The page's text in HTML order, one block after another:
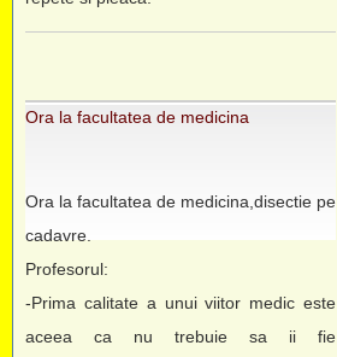
Ora la facultatea de medicina
Ora la facultatea de medicina,disectie pe
cadavre.
Profesorul:
-Prima calitate a unui viitor medic este
aceea ca nu trebuie sa ii fie